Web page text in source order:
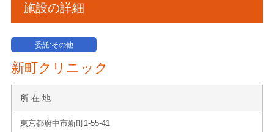
施設の詳細
委託:その他
新町クリニック
所 在 地
東京都府中市新町1-55-41